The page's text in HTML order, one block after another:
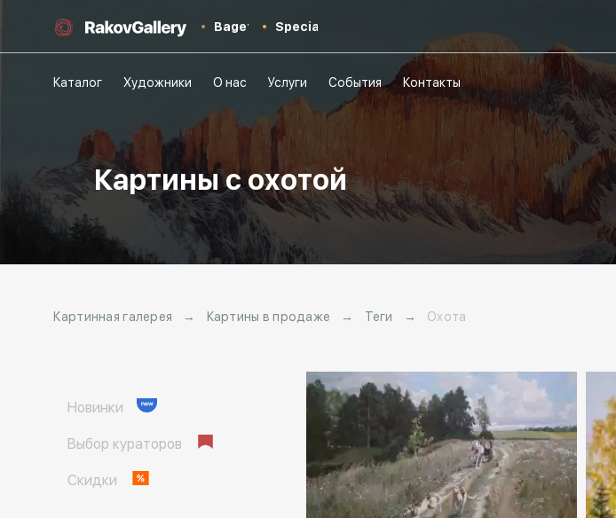
Baget Special
Каталог Художники О нас Услуги События Контакты
Картины с охотой
Картинная галерея → Картины в продаже → Теги → Охота
Новинки
Выбор кураторов
Скидки Домен: rakovgallery.ru